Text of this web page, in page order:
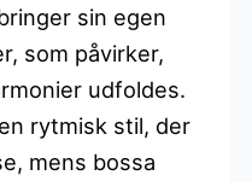
sin egen
som påvirker,
udfoldes.
rytmisk stil, der
mens bossa